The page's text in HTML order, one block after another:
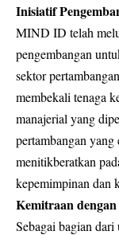
Inisiatif
MIND ID telah
pengembangan
sektor
membekali tenaga
manajerial yang
pertambangan
menitikberatkan
kepemimpinan dan
Kemitraan
Sebagai bagian